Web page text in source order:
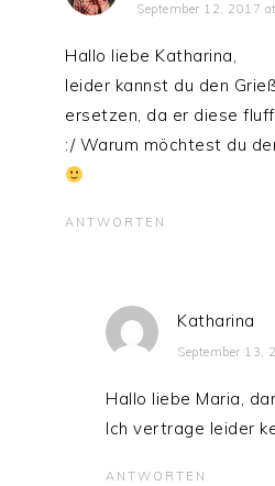
September 12, 2017
Hallo liebe Katharina,
leider kannst du den
ersetzen, da er diese
:/ Warum möchtest du
ANTWORTEN
Katharina
September 13,
Hallo liebe Maria,
Ich vertrage leider
ANTWORTEN